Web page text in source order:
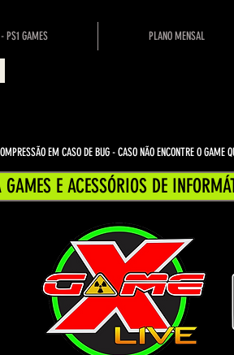
PS1 GAMES PLANO MENSAL
E ACESSÓRIOS DE
EM CASO DE BUG- CASO NÃO ENCONTRE O GAME